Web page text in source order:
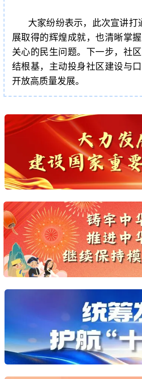
大家纷纷表示，此次宣讲打
展取得的辉煌成就，也清晰掌
关心的民生问题。下一步，社
结根基，主动投身社区建设与
开放高质量发展。